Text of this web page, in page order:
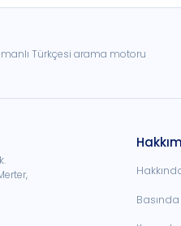
Türkçesi arama motoru
Basında